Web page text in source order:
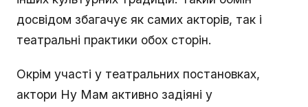
досвідом збагачує як самих акторів, так і
театральні практики обох сторін.
Окрім участі у театральних постановках,
актори Ну Мам активно задіяні у